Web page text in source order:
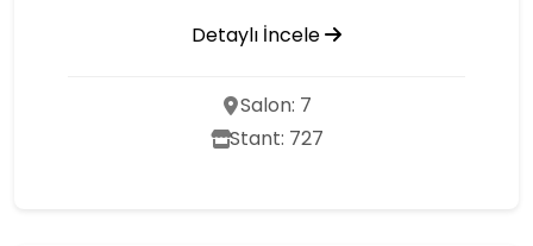
Detaylı İncele
Salon: 7
Stant: 727